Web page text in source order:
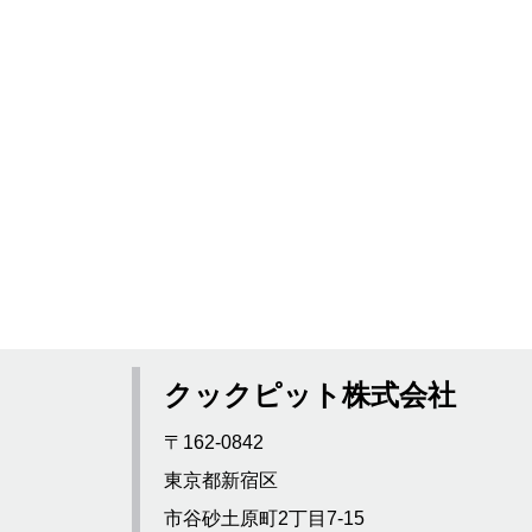
クックピット株式会社
〒162-0842
東京都新宿区
市谷砂土原町2丁目7-15